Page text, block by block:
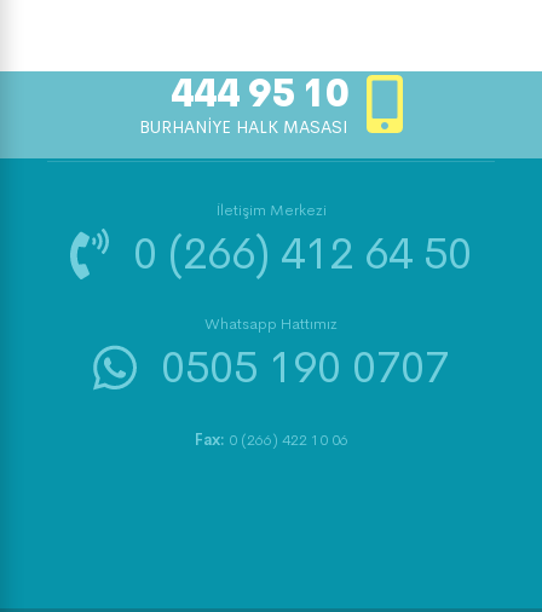
444 95 10
BURHANİYE HALK MASASI
İletişim Merkezi
0 (266) 412 64 50
Whatsapp Hattımız
0505 190 0707
Fax: 0 (266) 422 10 06